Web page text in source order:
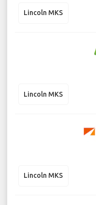
Lincoln MKS
Lincoln MKS
Lincoln MKS